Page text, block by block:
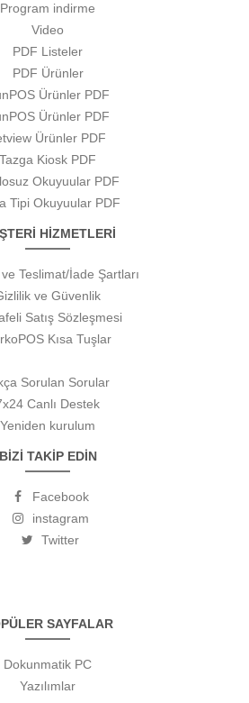
Program indirme
Video
PDF Listeler
PDF Ürünler
Ürünler PDF
Ürünler PDF
Ürünler PDF
Tazga Kiosk PDF
Okuyuular PDF
Tipi Okuyuular PDF
HİZMETLERİ
Teslimat/İade Şartları
ve Güvenlik
Satış Sözleşmesi
Kısa Tuşlar
Sorulan Sorular
Canlı Destek
Yeniden kurulum
BİZİ TAKİP EDİN
Facebook
instagram
Twitter
SAYFALAR
Dokunmatik PC
Yazılımlar